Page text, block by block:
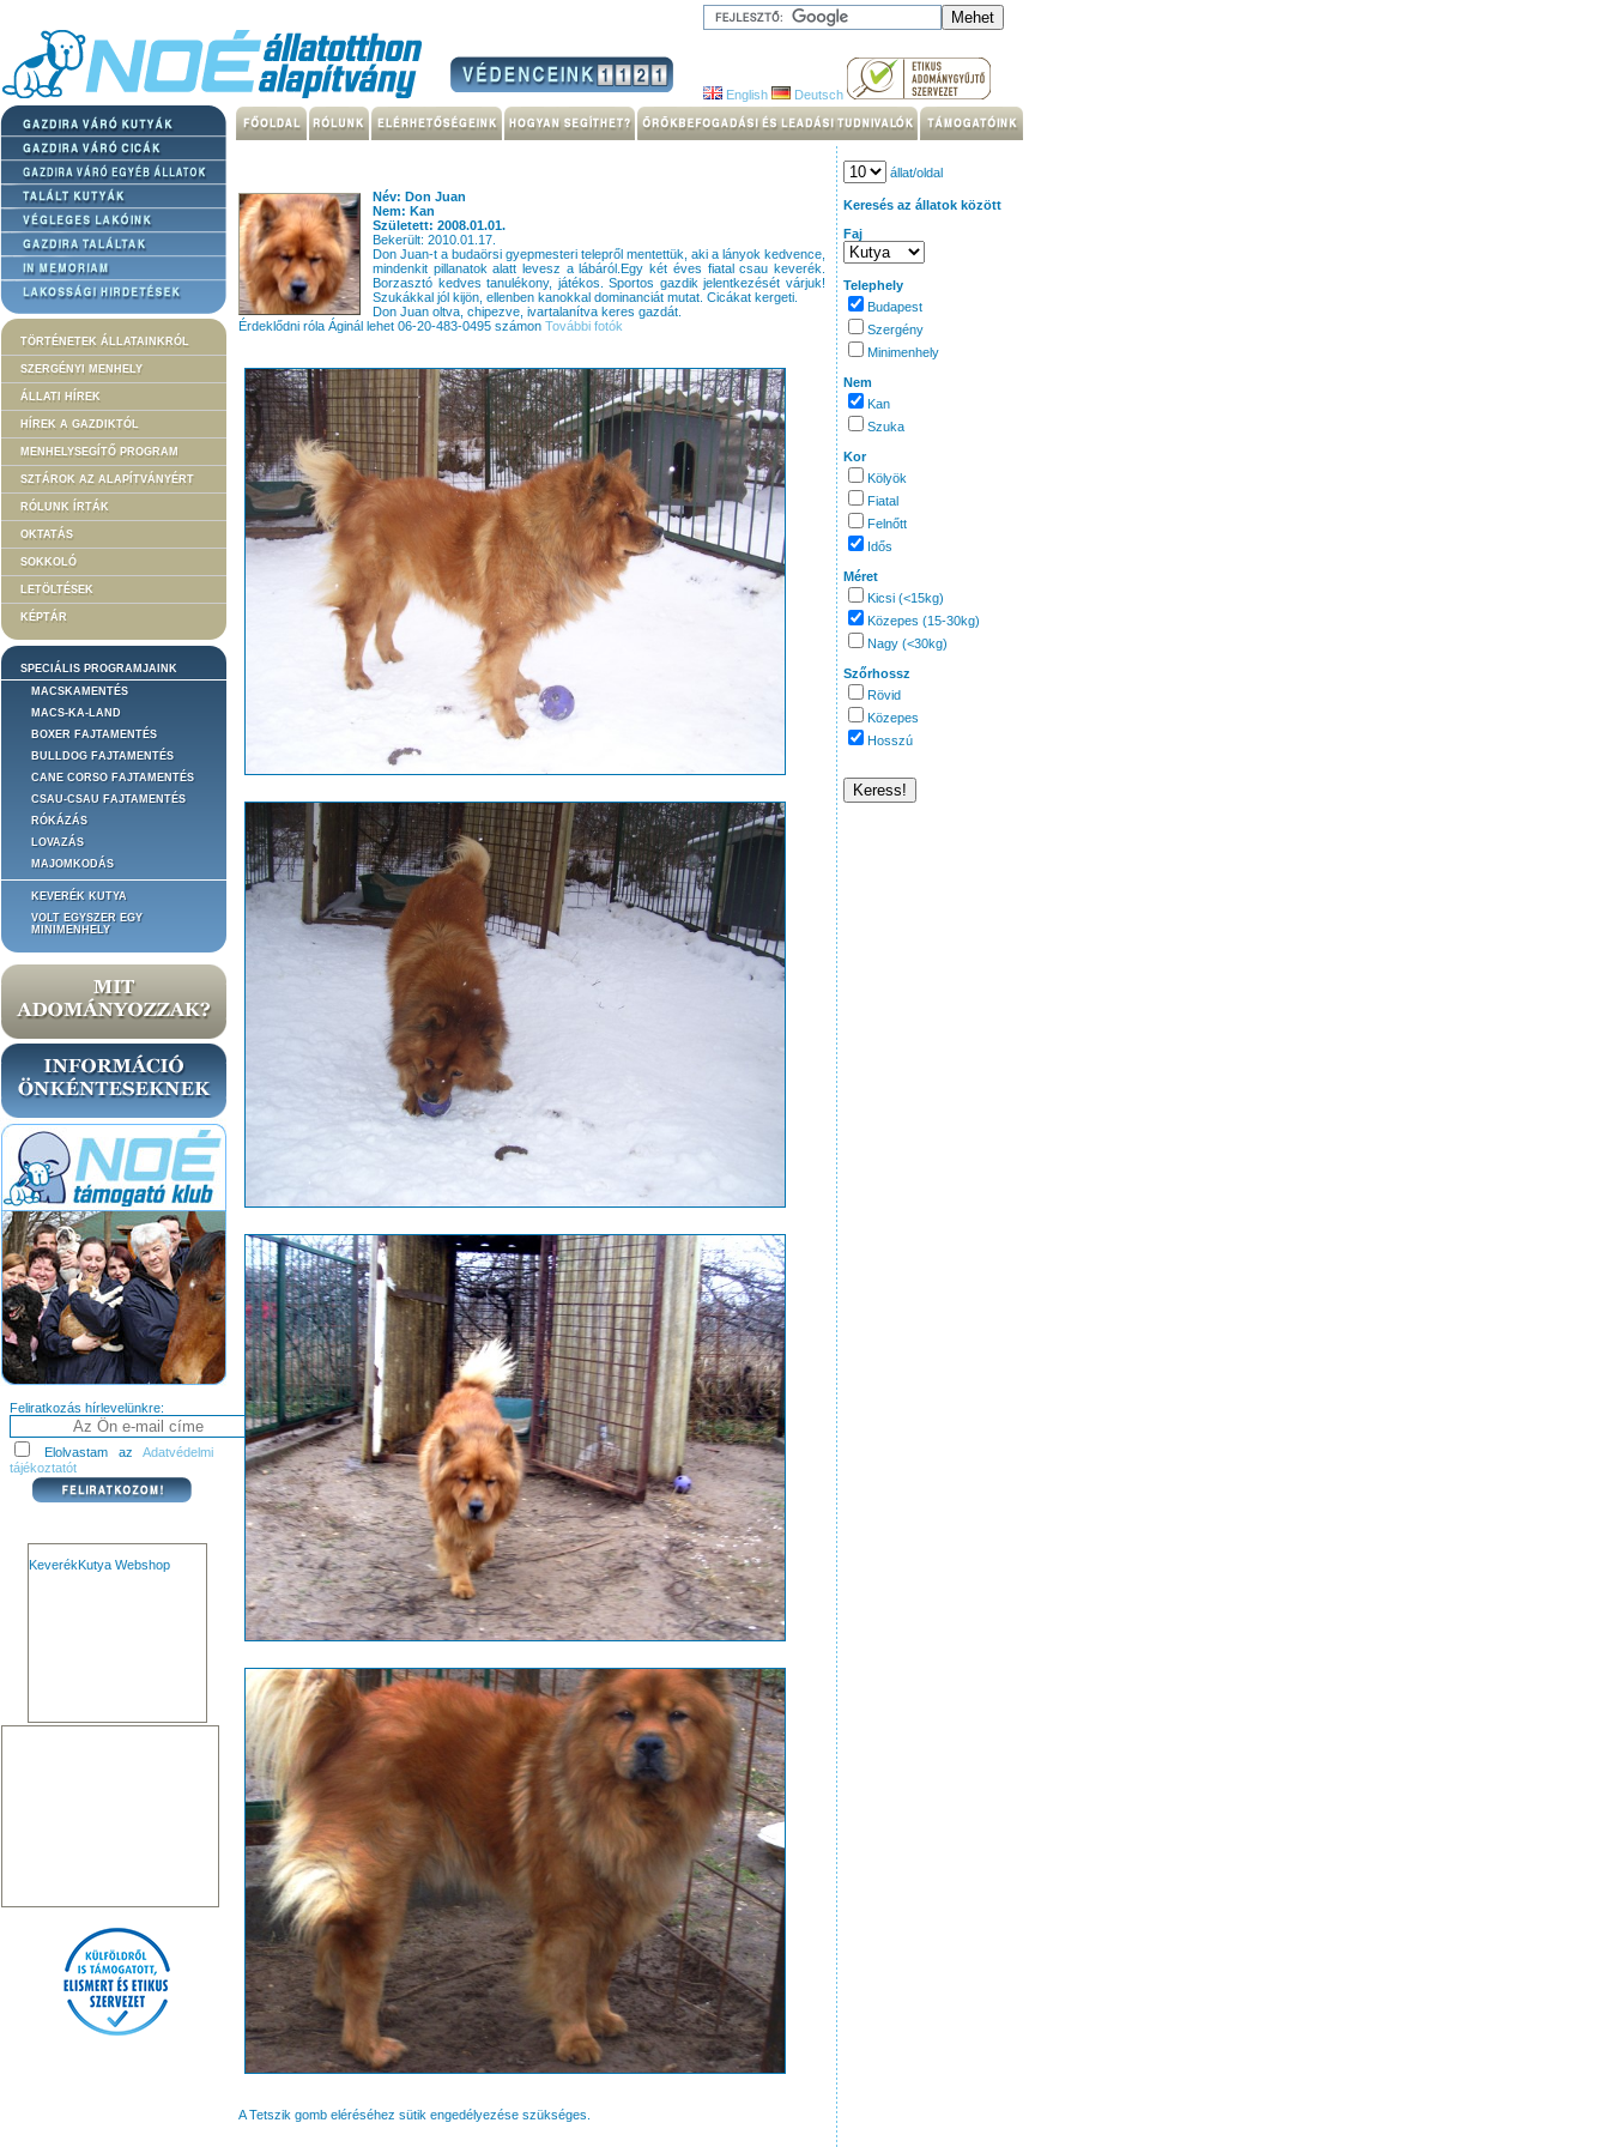
English Deutsch
TÖRTÉNETEK ÁLLATAINKRÓL
SZERGÉNYI MENHELY
ÁLLATI HÍREK
HÍREK A GAZDIKTÓL
MENHELYSEGÍTŐ PROGRAM
SZTÁROK AZ ALAPÍTVÁNYÉRT
RÓLUNK ÍRTÁK
OKTATÁS
SOKKOLÓ
LETÖLTÉSEK
KÉPTÁR
SPECIÁLIS PROGRAMJAINK
MACSKAMENTÉS
MACS-KA-LAND
BOXER FAJTAMENTÉS
BULLDOG FAJTAMENTÉS
CANE CORSO FAJTAMENTÉS
CSAU-CSAU FAJTAMENTÉS
RÓKÁZÁS
LOVAZÁS
MAJOMKODÁS
KEVERÉK KUTYA
VOLT EGYSZER EGY
MINIMENHELY
Feliratkozás hírlevelünkre:
Elolvastam az Adatvédelmi
tájékoztatót
KeverékKutya Webshop
Név: Don Juan
Nem: Kan
Született: 2008.01.01.
Bekerült: 2010.01.17.
Don Juan-t a budaörsi gyepmesteri telepről mentettük, aki a lányok kedvence,
mindenkit pillanatok alatt levesz a lábáról.Egy két éves fiatal csau keverék.
Borzasztó kedves tanulékony, játékos. Sportos gazdik jelentkezését várjuk!
Szukákkal jól kijön, ellenben kanokkal dominanciát mutat. Cicákat kergeti.
Don Juan oltva, chipezve, ivartalanítva keres gazdát.
Érdeklődni róla Áginál lehet 06-20-483-0495 számon További fotók
A Tetszik gomb eléréséhez sütik engedélyezése szükséges.
állat/oldal
Keresés az állatok között
Faj
Telephely
Budapest
Szergény
Minimenhely
Nem
Kan
Szuka
Kor
Kölyök
Fiatal
Felnőtt
Idős
Méret
Kicsi (<15kg)
Közepes (15-30kg)
Nagy (<30kg)
Szőrhossz
Rövid
Közepes
Hosszú